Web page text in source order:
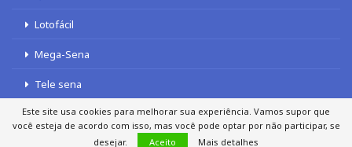
Lotofácil
Mega-Sena
Tele sena
Este site usa cookies para melhorar sua experiência. Vamos supor que
você esteja de acordo com isso, mas você pode optar por não participar, se
desejar.
Aceito Mais detalhes